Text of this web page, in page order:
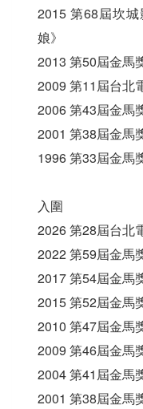
2015 第68屆坎
娘》
2013 第50屆金馬
2009 第11屆台北
2006 第43屆金馬
2001 第38屆金馬
1996 第33屆金馬
入圍
2026 第28屆台北
2022 第59屆金馬
2017 第54屆金馬
2015 第52屆金馬
2010 第47屆金馬
2009 第46屆金馬
2004 第41屆金馬
2001 第38屆金馬